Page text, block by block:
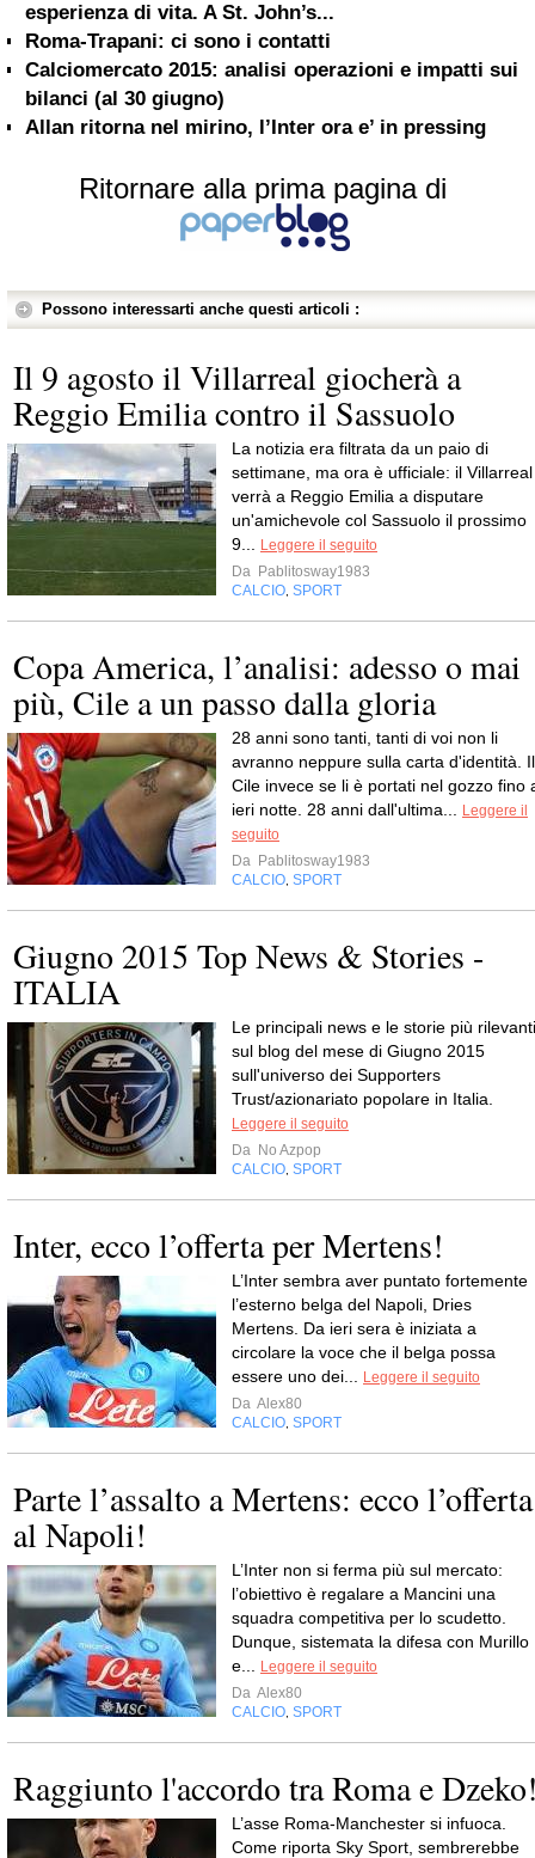
esperienza di vita. A St. John’s...
Roma-Trapani: ci sono i contatti
Calciomercato 2015: analisi operazioni e impatti sui
bilanci (al 30 giugno)
Allan ritorna nel mirino, l’Inter ora e’ in pressing
Ritornare alla prima pagina di
Possono interessarti anche questi articoli :
Il 9 agosto il Villarreal giocherà a
Reggio Emilia contro il Sassuolo
La notizia era filtrata da un paio di
settimane, ma ora è ufficiale: il Villarreal
verrà a Reggio Emilia a disputare
un'amichevole col Sassuolo il prossimo
9...
Leggere il seguito
Da Pablitosway1983
CALCIO SPORT
Copa America, l’analisi: adesso o mai
più, Cile a un passo dalla gloria
28 anni sono tanti, tanti di voi non li
avranno neppure sulla carta d'identità. Il
Cile invece se li è portati nel gozzo fino
ieri notte. 28 anni dall'ultima...
Leggere il
seguito
Da Pablitosway1983
CALCIO SPORT
Giugno 2015 Top News & Stories -
ITALIA
Le principali news e le storie più rilevanti
sul blog del mese di Giugno 2015
sull'universo dei Supporters
Trust/azionariato popolare in Italia.
Leggere il seguito
Da No Azpop
CALCIO SPORT
Inter, ecco l’offerta per Mertens!
L’Inter sembra aver puntato fortemente
l’esterno belga del Napoli, Dries
Mertens. Da ieri sera è iniziata a
circolare la voce che il belga possa
essere uno dei...
Leggere il seguito
Da Alex80
CALCIO SPORT
Parte l’assalto a Mertens: ecco l’offerta
al Napoli!
L’Inter non si ferma più sul mercato:
l’obiettivo è regalare a Mancini una
squadra competitiva per lo scudetto.
Dunque, sistemata la difesa con Murillo
e...
Leggere il seguito
Da Alex80
CALCIO SPORT
Raggiunto l'accordo tra Roma e
L’asse Roma-Manchester si infuoca.
Come riporta Sky Sport, sembrerebbe